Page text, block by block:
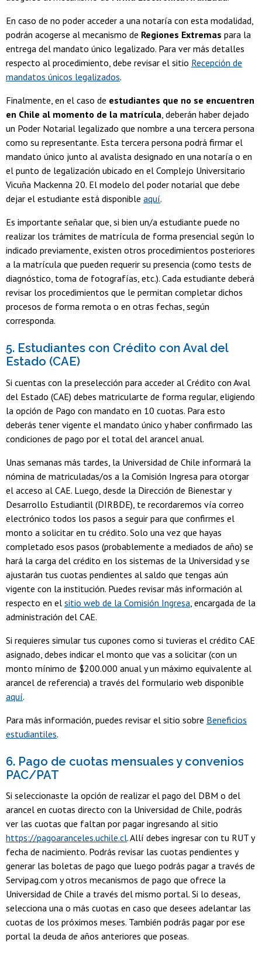
En caso de no poder acceder a una notaría con esta modalidad,
podrán acogerse al mecanismo de Regiones Extremas para la
entrega del mandato único legalizado. Para ver más detalles
respecto al procedimiento, debe revisar el sitio Recepción de
mandatos únicos legalizados.
Finalmente, en el caso de estudiantes que no se encuentren
en Chile al momento de la matrícula, deberán haber dejado
un Poder Notarial legalizado que nombre a una tercera persona
como su representante. Esta tercera persona podrá firmar el
mandato único junto al avalista designado en una notaría o en
el punto de legalización ubicado en el Complejo Universitario
Vicuña Mackenna 20. El modelo del poder notarial que debe
dejar el estudiante está disponible aquí.
Es importante señalar que, si bien un/a estudiante puede no
realizar los trámites de matrícula de forma presencial según lo
indicado previamente, existen otros procedimientos posteriores
a la matrícula que pueden requerir su presencia (como tests de
diagnóstico, toma de fotografías, etc.). Cada estudiante deberá
revisar los procedimientos que le permitan completar dichos
procesos de forma remota o en otras fechas, según
corresponda.
5. Estudiantes con Crédito con Aval del
Estado (CAE)
Si cuentas con la preselección para acceder al Crédito con Aval
del Estado (CAE) debes matricularte de forma regular, eligiendo
la opción de Pago con mandato en 10 cuotas. Para esto
deberás tener vigente el mandato único y haber confirmado las
condiciones de pago por el total del arancel anual.
Unas semanas más tardes, la Universidad de Chile informará la
nómina de matriculadas/os a la Comisión Ingresa para otorgar
el acceso al CAE. Luego, desde la Dirección de Bienestar y
Desarrollo Estudiantil (DIRBDE), te recordaremos vía correo
electrónico todos los pasos a seguir para que confirmes el
monto a solicitar en tu crédito. Solo una vez que hayas
completado esos pasos (probablemente a mediados de año) se
hará la carga del crédito en los sistemas de la Universidad y se
ajustarán tus cuotas pendientes al saldo que tengas aún
vigente con la institución. Puedes revisar más información al
respecto en el sitio web de la Comisión Ingresa , encargada de la
administración del CAE.
Si requieres simular tus cupones como si tuvieras el crédito CAE
asignado, debes indicar el monto que vas a solicitar (con un
monto mínimo de $200.000 anual y un máximo equivalente al
arancel de referencia) a través del formulario web disponible
aquí.
Para más información, puedes revisar el sitio sobre Beneficios
estudiantiles.
6. Pago de cuotas mensuales y convenios
PAC/PAT
Si seleccionaste la opción de realizar el pago del DBM o del
arancel en cuotas directo con la Universidad de Chile, podrás
ver las cuotas que faltan por pagar ingresando al sitio
https://pagoaranceles.uchile.cl. Allí debes ingresar con tu RUT y
fecha de nacimiento. Podrás revisar las cuotas pendientes y
generar las boletas de pago que luego podrás pagar a través de
Servipag.com y otros mecanismos de pago que ofrece la
Universidad de Chile a través del mismo portal. Si lo deseas,
selecciona una o más cuotas en caso que desees adelantar las
cuotas de los próximos meses. También podrás pagar por ese
portal la deuda de años anteriores que poseas.